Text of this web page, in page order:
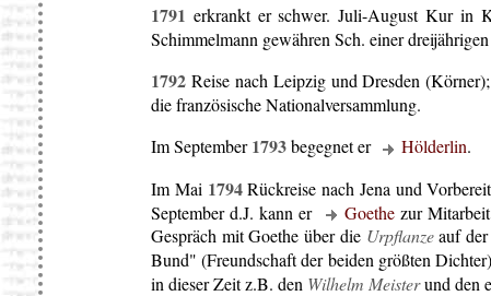
1791 erkrankt er schwer. Juli-August Kur in
Schimmelmann gewähren Sch. einer
1792 Reise nach Leipzig und Dresden
die französische Nationalversammlung.
Im September1793begegnet er Hölderlin.
Im Mai 1794Rückreise nach Jena und
September d.J. kann er
Goethezur Mitarbeit
Gespräch mit Goethe über die Urpflanzeauf der
Bund" (Freundschaft der beiden größten
in dieser Zeit z.B. den Wilhelm Meisterund den